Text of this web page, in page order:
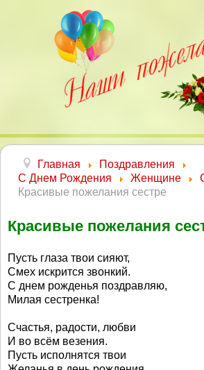
Главная
Поздравления
С Днем Рождения
Женщине
Красивые пожелания сестре
Красивые пожелания
Пусть глаза твои сияют,
Смех искрится звонкий.
С днем рожденья поздравляю,
Милая сестренка!
Счастья, радости, любви
И во всём везения.
Пусть исполнятся твои